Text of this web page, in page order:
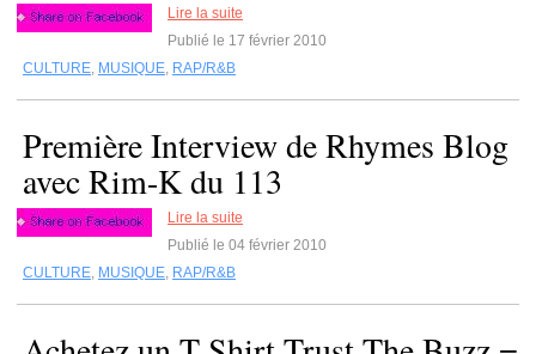
Lire la suite
Publié le 17 février 2010
CULTURE, MUSIQUE, RAP/R&B
Première Interview de Rhymes Blog
avec Rim-K du 113
Lire la suite
Publié le 04 février 2010
CULTURE, MUSIQUE, RAP/R&B